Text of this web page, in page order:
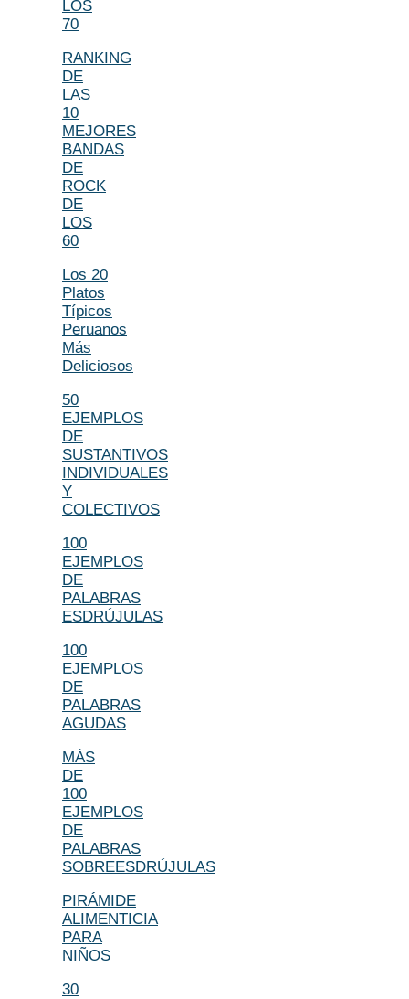
LOS
70
RANKING
DE
LAS
10
MEJORES
BANDAS
DE
ROCK
DE
LOS
60
Los 20
Platos
Típicos
Peruanos
Más
Deliciosos
50
EJEMPLOS
DE
SUSTANTIVOS
INDIVIDUALES
Y
COLECTIVOS
100
EJEMPLOS
DE
PALABRAS
ESDRÚJULAS
100
EJEMPLOS
DE
PALABRAS
AGUDAS
MÁS
DE
100
EJEMPLOS
DE
PALABRAS
SOBREESDRÚJULAS
PIRÁMIDE
ALIMENTICIA
PARA
NIÑOS
30